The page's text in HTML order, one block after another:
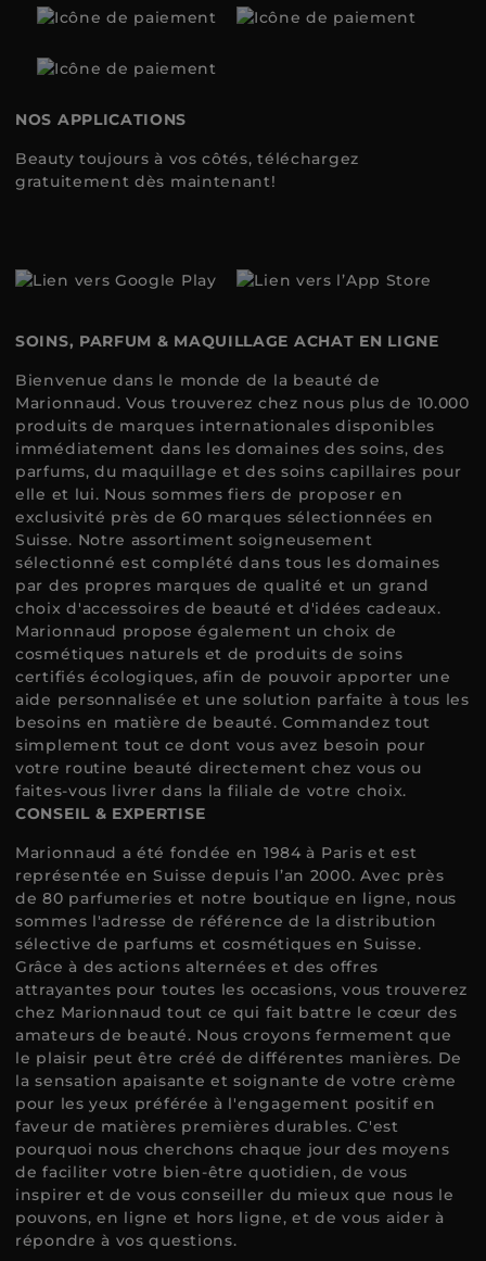
NOS APPLICATIONS
Beauty toujours à vos côtés, téléchargez
gratuitement dès maintenant!
SOINS, PARFUM & MAQUILLAGE ACHAT EN LIGNE
Bienvenue dans le monde de la beauté de
Marionnaud. Vous trouverez chez nous plus de 10.000
produits de marques internationales disponibles
immédiatement dans les domaines des soins, des
parfums, du maquillage et des soins capillaires pour
elle et lui. Nous sommes fiers de proposer en
exclusivité près de 60 marques sélectionnées en
Suisse. Notre assortiment soigneusement
sélectionné est complété dans tous les domaines
par des propres marques de qualité et un grand
choix d'accessoires de beauté et d'idées cadeaux.
Marionnaud propose également un choix de
cosmétiques naturels et de produits de soins
certifiés écologiques, afin de pouvoir apporter une
aide personnalisée et une solution parfaite à tous les
besoins en matière de beauté. Commandez tout
simplement tout ce dont vous avez besoin pour
votre routine beauté directement chez vous ou
faites-vous livrer dans la filiale de votre choix.
CONSEIL & EXPERTISE
Marionnaud a été fondée en 1984 à Paris et est
représentée en Suisse depuis l’an 2000. Avec près
de 80 parfumeries et notre boutique en ligne, nous
sommes l'adresse de référence de la distribution
sélective de parfums et cosmétiques en Suisse.
Grâce à des actions alternées et des offres
attrayantes pour toutes les occasions, vous trouverez
chez Marionnaud tout ce qui fait battre le cœur des
amateurs de beauté. Nous croyons fermement que
le plaisir peut être créé de différentes manières. De
la sensation apaisante et soignante de votre crème
pour les yeux préférée à l'engagement positif en
faveur de matières premières durables. C'est
pourquoi nous cherchons chaque jour des moyens
de faciliter votre bien-être quotidien, de vous
inspirer et de vous conseiller du mieux que nous le
pouvons, en ligne et hors ligne, et de vous aider à
répondre à vos questions.